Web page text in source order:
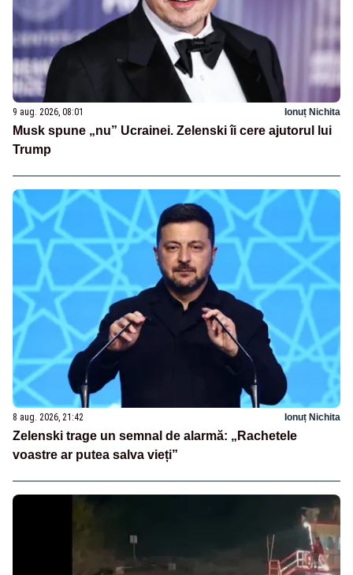
9 aug. 2026, 08:01 Ionuț Nichita
Musk spune „nu” Ucrainei. Zelenski îi cere ajutorul lui
Trump
8 aug. 2026, 21:42 Ionuț Nichita
Zelenski trage un semnal de alarmă: „Rachetele
voastre ar putea salva vieți”